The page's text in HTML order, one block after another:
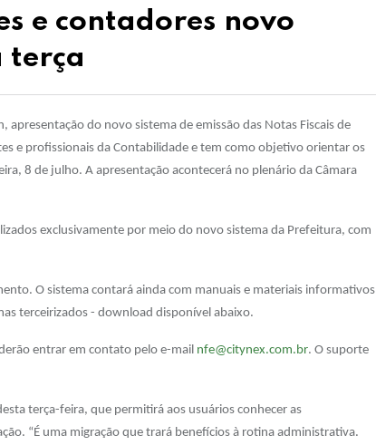
e contadores novo
terça
do novo sistema de emissão das Notas Fiscais de
e profissionais da Contabilidade e tem como objetivo orientar os
8 de julho. A apresentação acontecerá no plenário da Câmara
exclusivamente por meio do novo sistema da Prefeitura, com
O sistema contará ainda com manuais e materiais informativos
terceirizados - download disponível abaixo.
entrar em contato pelo e-mail nfe@citynex.com.br. O suporte
terça-feira, que permitirá aos usuários conhecer as
“É uma migração que trará benefícios à rotina administrativa.